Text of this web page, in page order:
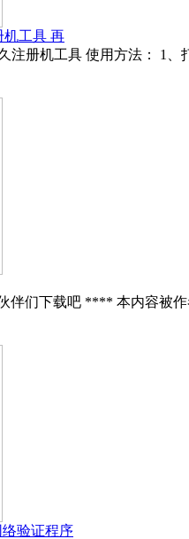
机工具 再
注册机工具 使用方法： 1、
伴们下载吧 **** 本内容被
验证程序